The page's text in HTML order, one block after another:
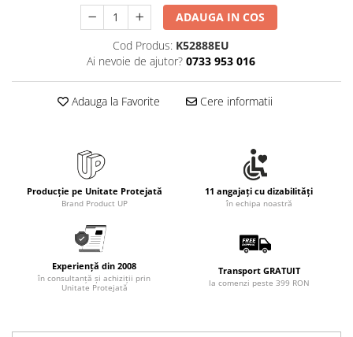
Markere diverse
Carioci si creioane colorate
Rezerve instrumente scris
Tavite documente si suporturi
Ascutitori, radiere, agrafe
Curatenie si igiena
Produse Antibacteriene
Articole pentru baie
Maturi, mopuri si galeti
Hartie igienica, prosoape hartie si
dispensere
ADAUGA IN COS
Cod Produs: K52888EU
Ai nevoie de ajutor? 0733 953 016
Adauga la Favorite Cere informatii
Producție pe Unitate Protejată
Brand Product UP
11 angajați cu dizabilități
în echipa noastră
Experiență din 2008
în consultanță și achiziții prin
Unitate Protejată
Transport GRATUIT
la comenzi peste 399 RON